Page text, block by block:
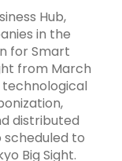
Hub,
in the
for Smart
from March
technological
distributed
scheduled to
Big Sight.